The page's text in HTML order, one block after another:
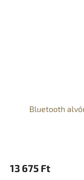
Bluetooth
13 675 Ft